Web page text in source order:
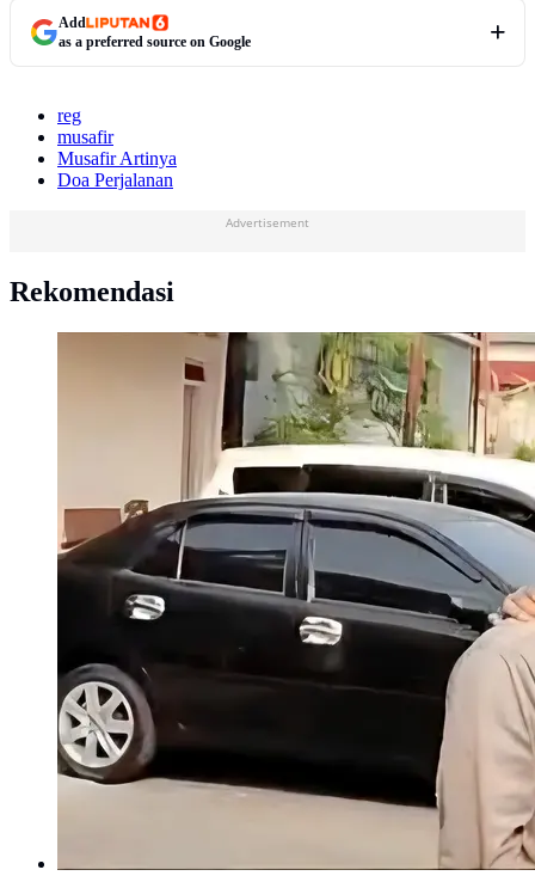
Add
as a preferred source on Google
reg
musafir
Musafir Artinya
Doa Perjalanan
Advertisement
Rekomendasi